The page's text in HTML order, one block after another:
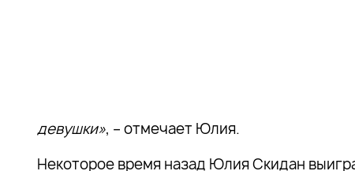
девушки», – отмечает Юлия.
Некоторое время назад Юлия Скидан